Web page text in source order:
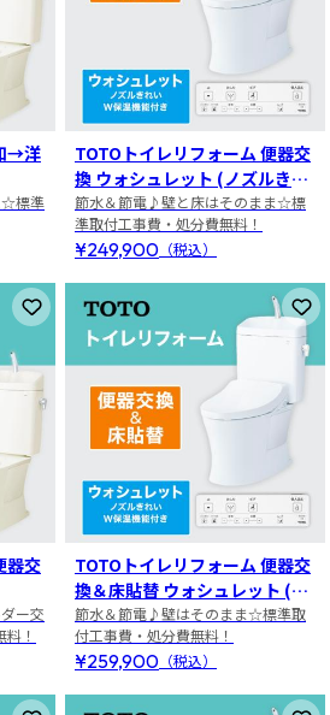
→洋
☆標準
TOTOトイレリフォーム 便器交
換 ウォシュレット (ノズルきれ
い・W保温機能付き)
節水＆節電♪壁と床はそのまま☆標
準取付工事費・処分費無料！
¥249,900 （税込）
お気に入りに登録
器交
ー交
！
お
TOTOトイレリフォーム 便器交
換＆床貼替 ウォシュレット (ノ
ズルきれい・W保温機能付き)
節水＆節電♪壁はそのまま☆標準取
付工事費・処分費無料！
¥259,900 （税込）